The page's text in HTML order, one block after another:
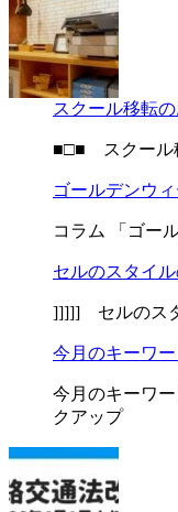
スクール移転
■□■ スクール
ゴールデンウ
コラム 「ゴー
セルのスタイル
]]]]] セルのス
今月のキーワ
今月のキーワ
クアップ